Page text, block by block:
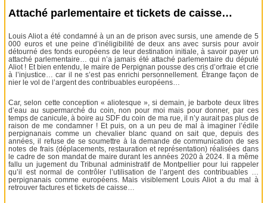
Attaché parlementaire et tickets de caisse…
Louis Aliot a été condamné à un an de prison avec sursis, une amende de 5
000 euros et une peine d’inéligibilité de deux ans avec sursis pour avoir
détourné des fonds européens de leur destination initiale, à savoir payer un
attaché parlementaire… qui n’a jamais été attaché parlementaire du député
Aliot ! Et bien entendu, le maire de Perpignan pousse des cris d’orfraie et crie
à l’injustice… car il ne s’est pas enrichi personnellement. Étrange façon de
nier le vol de l’argent des contribuables européens…
Car, selon cette conception « aliotesque », si demain, je barbote deux litres
d’eau au supermarché du coin, non pour moi mais pour donner, par ces
temps de canicule, à boire au SDF du coin de ma rue, il n’y aurait pas plus de
raison de me condamner ! Et puis, on a un peu de mal à imaginer l’édile
perpignanais comme un chevalier blanc quand on sait que, depuis des
années, il refuse de se soumettre à la demande de communication de ses
notes de frais (déplacements, restauration et représentation) réalisées dans
le cadre de son mandat de maire durant les années 2020 à 2024. Il a même
fallu un jugement du Tribunal administratif de Montpellier pour lui rappeler
qu’il est normal de contrôler l’utilisation de l’argent des contribuables …
perpignanais comme européens. Mais visiblement Louis Aliot a du mal à
retrouver factures et tickets de caisse…